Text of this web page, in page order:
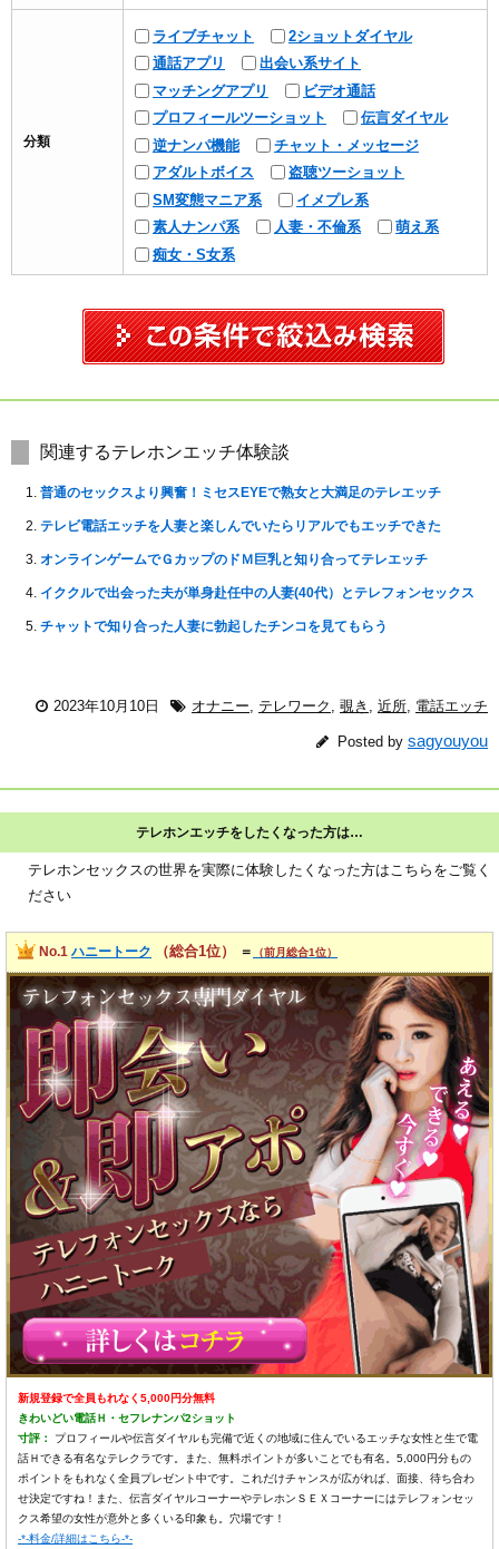
分類
ライブチャット
2ショットダイヤル
通話アプリ
出会い系サイト
マッチングアプリ
ビデオ通話
プロフィールツーショット
伝言ダイヤル
逆ナンパ機能
チャット・メッセージ
アダルトボイス
盗聴ツーショット
SM変態マニア系
イメプレ系
素人ナンパ系
人妻・不倫系
萌え系
痴女・S女系
関連するテレホンエッチ体験談
普通のセックスより興奮！ミセスEYEで熟女と大満足のテレエッチ
テレビ電話エッチを人妻と楽しんでいたらリアルでもエッチできた
オンラインゲームでＧカップのドＭ巨乳と知り合ってテレエッチ
イククルで出会った夫が単身赴任中の人妻(40代）とテレフォンセックス
チャットで知り合った人妻に勃起したチンコを見てもらう
2023年10月10日 オナニー, テレワーク , 覗き , 近所, 電話エッチ
Posted by sagyouyou
テレホンエッチをしたくなった方は…
テレホンセックスの世界を実際に体験したくなった方はこちらをご覧く
ださい
No.1 ハニートーク （総合1位） ＝ （前月総合1位）
新規登録で全員もれなく5,000円分無料
きわいどい電話Ｈ・セフレナンパ2ショット
寸評：
プロフィールや伝言ダイヤルも完備で近くの地域に住んでいるエッチな女性と生で電
話Ｈできる有名なテレクラです。また、無料ポイントが多いことでも有名。5,000円分もの
ポイントをもれなく全員プレゼント中です。これだけチャンスが広がれば、面接、待ち合わ
せ決定ですね！また、伝言ダイヤルコーナーやテレホンＳＥＸコーナーにはテレフォンセッ
クス希望の女性が意外と多くいる印象も。穴場です！
-*-料金/詳細はこちら-*-